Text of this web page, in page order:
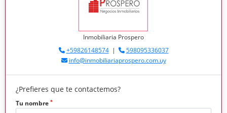
Inmobiliaria Prospero
+59826148574|
598095336037
info@inmobiliariaprospero.com.uy
¿Prefieres que te contactemos?
Tu nombre *